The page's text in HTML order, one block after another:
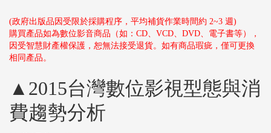
(政府出版品因受限於採購程序，平均補貨作業時間約 2~3 週)
購買產品如為數位影音商品（如：CD、VCD、DVD、電子書等），
因受智慧財產權保護，恕無法接受退貨。如有商品瑕疵，僅可更換
相同產品。
▲2015台灣數位影視型態與消
費趨勢分析